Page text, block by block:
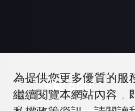
下載 APP
為提供您更多優質的服
繼續閱覽本網站內容，